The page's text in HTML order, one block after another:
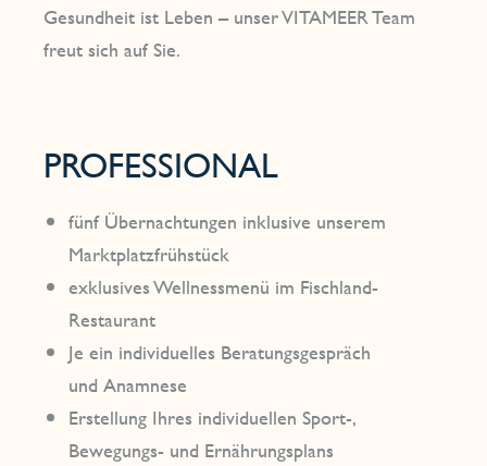
Gesundheit ist Leben – unser VITAMEER Team
freut sich auf Sie.
PROFESSIONAL
fünf Übernachtungen inklusive unserem
Marktplatzfrühstück
exklusives Wellnessmenü im Fischland-
Restaurant
Je ein individuelles Beratungsgespräch
und Anamnese
Erstellung Ihres individuellen Sport-,
Bewegungs- und Ernährungsplans